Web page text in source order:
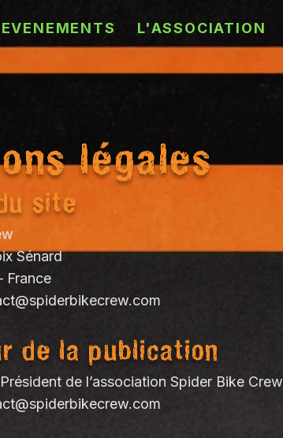
EVENEMENTS L'ASSOCIATION
légales
site
Sénard
France
de la publication
de l’association Spider Bike Crew